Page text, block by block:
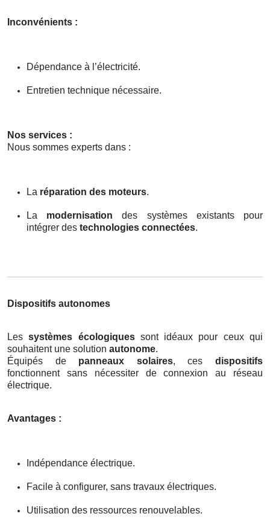
Inconvénients :
Dépendance à l’électricité.
Entretien technique nécessaire.
Nos services :
Nous sommes experts dans :
La réparation des moteurs.
La modernisation des systèmes existants pour
intégrer des technologies connectées.
Dispositifs autonomes
Lessystèmes écologiquessont idéaux pour ceux qui
souhaitent une solution autonome.
Équipés de panneaux solaires, cesdispositifs
fonctionnent sans nécessiter de connexion au réseau
électrique.
Avantages :
Indépendance électrique.
Facile à configurer, sans travaux électriques.
Utilisation des ressources renouvelables.